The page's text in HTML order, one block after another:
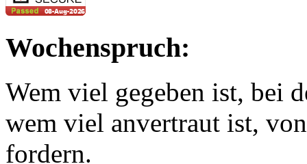
Wochenspruch:
Wem viel gegeben ist, bei
wem viel anvertraut ist,
fordern.